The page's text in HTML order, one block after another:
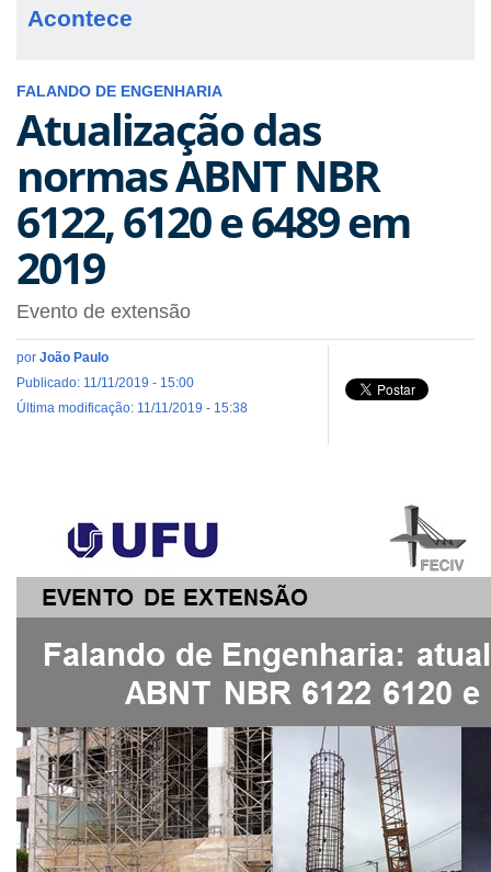
Acontece
FALANDO DE ENGENHARIA
Atualização das
normas ABNT NBR
6122, 6120 e 6489 em
2019
Evento de extensão
por João Paulo
Publicado: 11/11/2019 - 15:00
Última modificação: 11/11/2019 - 15:38